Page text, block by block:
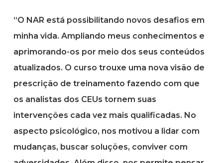
“O NAR está possibilitando novos desafios em
minha vida. Ampliando meus conhecimentos e
aprimorando-os por meio dos seus conteúdos
atualizados. O curso trouxe uma nova visão de
prescrição de treinamento fazendo com que
os analistas dos CEUs tornem suas
intervenções cada vez mais qualificadas. No
aspecto psicológico, nos motivou a lidar com
mudanças, buscar soluções, conviver com